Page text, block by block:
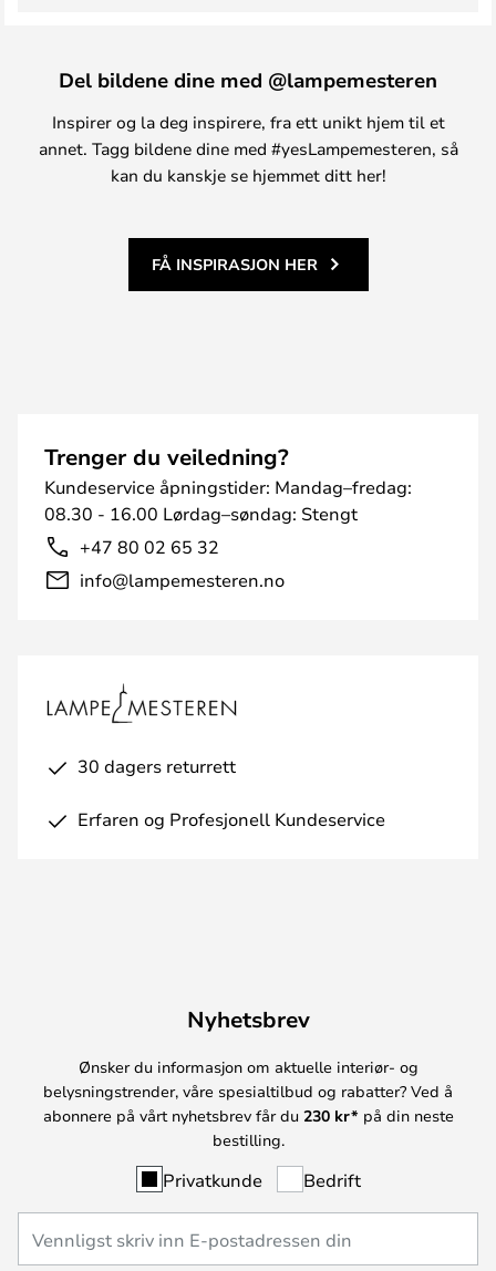
Del bildene dine med @lampemesteren
Inspirer og la deg inspirere, fra ett unikt hjem til et
annet. Tagg bildene dine med #yesLampemesteren, så
kan du kanskje se hjemmet ditt her!
FÅ INSPIRASJON HER
Trenger du veiledning?
Kundeservice åpningstider: Mandag–fredag:
08.30 - 16.00 Lørdag–søndag: Stengt
+47 80 02 65 32
info@lampemesteren.no
30 dagers returrett
Erfaren og Profesjonell Kundeservice
Nyhetsbrev
Ønsker du informasjon om aktuelle interiør- og
belysningstrender, våre spesialtilbud og rabatter? Ved å
abonnere på vårt nyhetsbrev får du 230 kr* på din neste
bestilling.
Privatkunde Bedrift